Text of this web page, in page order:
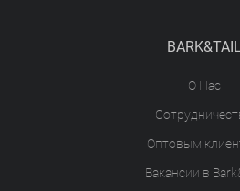
О Нас
Оптовым
Вакансии в